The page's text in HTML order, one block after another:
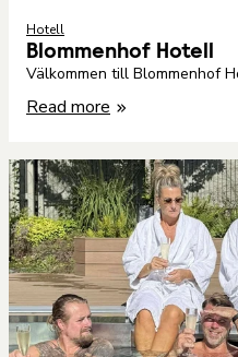
Hotell
Blommenhof Hotell
Välkommen till Blommenhof
Read more